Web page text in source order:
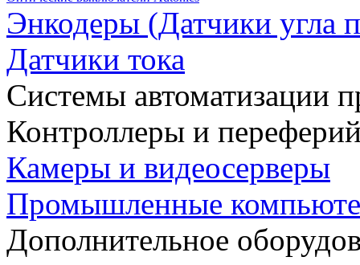
Энкодеры (Датчики угла
Датчики тока
Системы автоматизации
Контроллеры и
Камеры и видеосерверы
Промышленные
Дополнительное